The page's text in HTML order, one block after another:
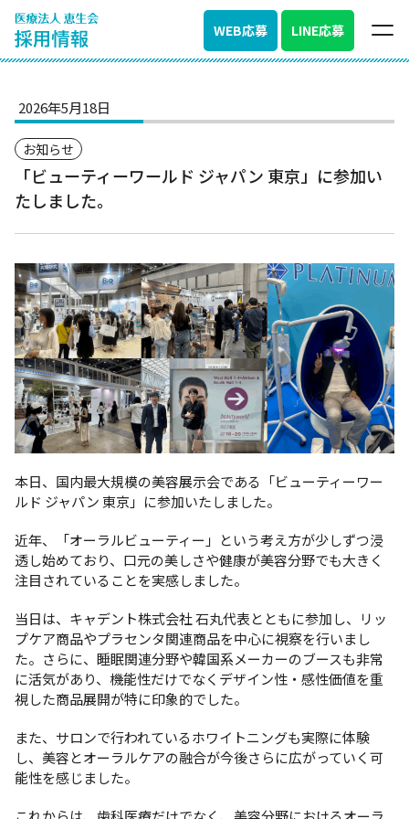
WEB応募 LINE応募
2026年5月18日
お知らせ
「ビューティーワールド ジャパン 東京」に参加い
たしました。
本日、国内最大規模の美容展示会である「ビューティーワー
ルド ジャパン 東京」に参加いたしました。
近年、「オーラルビューティー」という考え方が少しずつ浸
透し始めており、口元の美しさや健康が美容分野でも大きく
注目されていることを実感しました。
当日は、キャデント株式会社 石丸代表とともに参加し、リッ
プケア商品やプラセンタ関連商品を中心に視察を行いまし
た。さらに、睡眠関連分野や韓国系メーカーのブースも非常
に活気があり、機能性だけでなくデザイン性・感性価値を重
視した商品展開が特に印象的でした。
また、サロンで行われているホワイトニングも実際に体験
し、美容とオーラルケアの融合が今後さらに広がっていく可
能性を感じました。